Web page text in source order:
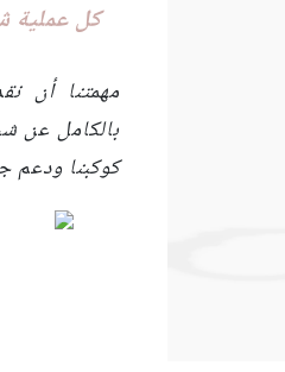
كل عملية
مهمتنا أن
بالكامل عن
كوكبنا ودعم